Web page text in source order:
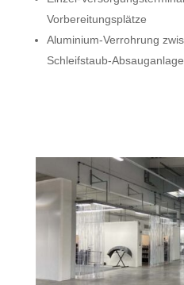
Vorbereitungsplätze
Aluminium-Verrohrung
Schleifstaub-Absauganlage